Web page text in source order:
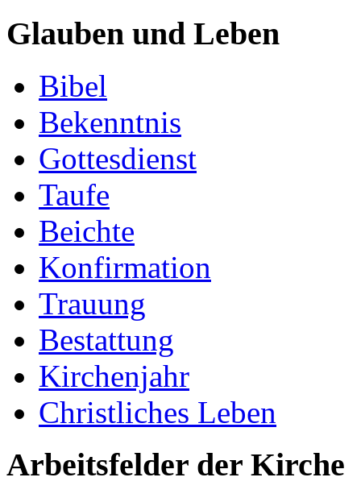
Glauben und Leben
Bibel
Bekenntnis
Gottesdienst
Taufe
Beichte
Konfirmation
Trauung
Bestattung
Kirchenjahr
Christliches Leben
Arbeitsfelder der Kirche